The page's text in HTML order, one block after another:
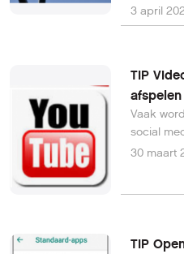
3 april
TIP
afspelen
Vaak
social
30 maart
TIP